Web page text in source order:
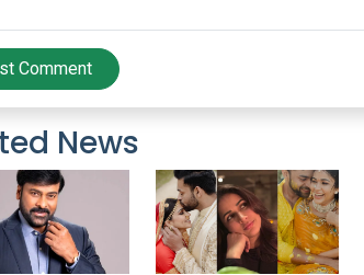
Comment
News